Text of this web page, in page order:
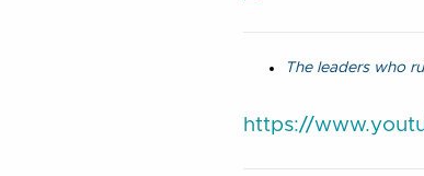
The leaders who
https://